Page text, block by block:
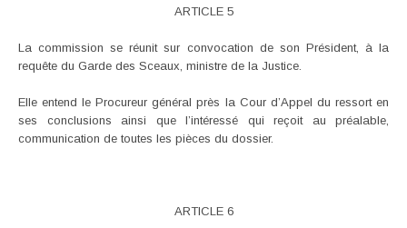
ARTICLE 5
La commission se réunit sur convocation de son Président, à la
requête du Garde des Sceaux, ministre de la Justice.
Elle entend le Procureur général près la Cour d’Appel du ressort en
ses conclusions ainsi que l’intéressé qui reçoit au préalable,
communication de toutes les pièces du dossier.
ARTICLE 6